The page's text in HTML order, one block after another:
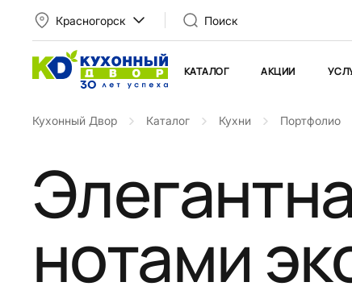
Красногорск Поиск
КАТАЛОГ АКЦИИ
Кухонный Двор Каталог Кухни Портфолио
нотами